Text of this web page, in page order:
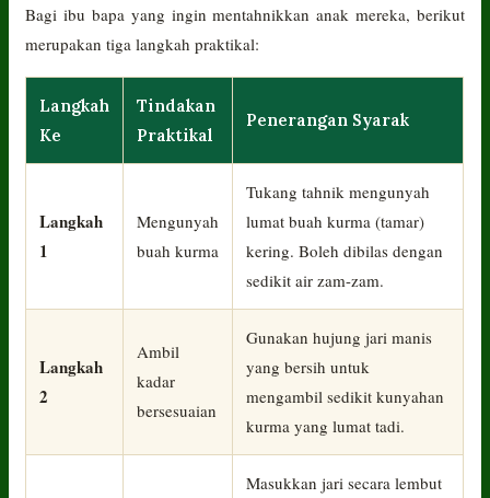
Bagi ibu bapa yang ingin mentahnikkan anak mereka, berikut
merupakan tiga langkah praktikal:
Langkah
Ke
Tindakan
Praktikal
Penerangan Syarak
Langkah
1
Mengunyah
buah kurma
Tukang tahnik mengunyah
lumat buah kurma (tamar)
kering. Boleh dibilas dengan
sedikit air zam-zam.
Langkah
2
Ambil
kadar
bersesuaian
Gunakan hujung jari manis
yang bersih untuk
mengambil sedikit kunyahan
kurma yang lumat tadi.
Masukkan jari secara lembut